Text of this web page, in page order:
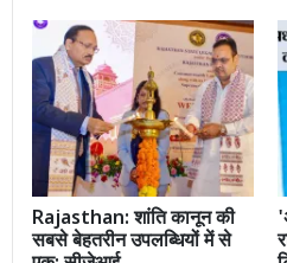
Rajasthan: शांति कानून की
सबसे बेहतरीन उपलब्धियों में से